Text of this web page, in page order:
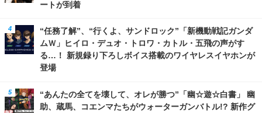
ートが到着
“任務了解”、“行くよ、サンドロック”「新機動戦記ガンダ
ムＷ」ヒイロ・デュオ・トロワ・カトル・五飛の声がす
る…！ 新規録り下ろしボイス搭載のワイヤレスイヤホンが
登場
“あんたの全てを壊して、オレが勝つ”「幽☆遊☆白書」 幽
助、蔵馬、コエンマたちがウォーターガンバトル!? 新作グ